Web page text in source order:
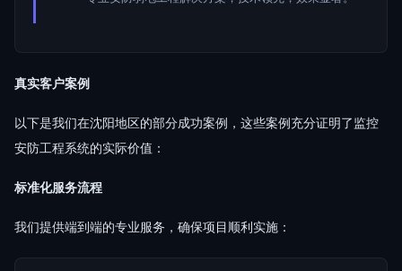
真实客户案例
以下是我们在沈阳地区的部分成功案例，这些案例充分证明了监控
安防工程系统的实际价值：
标准化服务流程
我们提供端到端的专业服务，确保项目顺利实施：